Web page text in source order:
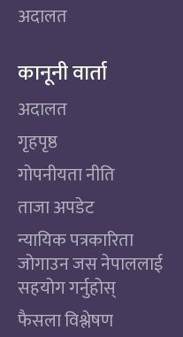
अदालत
कानूनी वार्ता
अदालत
गृहपृष्ठ
गोपनीयता नीति
ताजा अपडेट
न्यायिक पत्रकारिता
जोगाउन जस नेपाललाई
सहयोग गर्नुहोस्
फैसला विश्लेषण